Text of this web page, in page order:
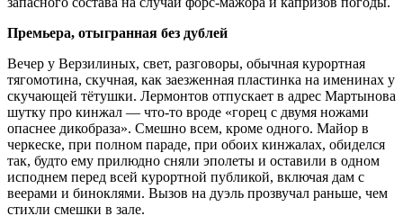
Премьера, отыгранная без дублей
Вечер у Верзилиных, свет, разговоры, обычная курортная
тягомотина, скучная, как заезженная пластинка на именинах у
скучающей тётушки. Лермонтов отпускает в адрес Мартынова
шутку про кинжал — что-то вроде «горец с двумя ножами
опаснее дикобраза». Смешно всем, кроме одного. Майор в
черкеске, при полном параде, при обоих кинжалах, обиделся
так, будто ему прилюдно сняли эполеты и оставили в одном
исподнем перед всей курортной публикой, включая дам с
веерами и биноклями. Вызов на дуэль прозвучал раньше, чем
стихли смешки в зале.